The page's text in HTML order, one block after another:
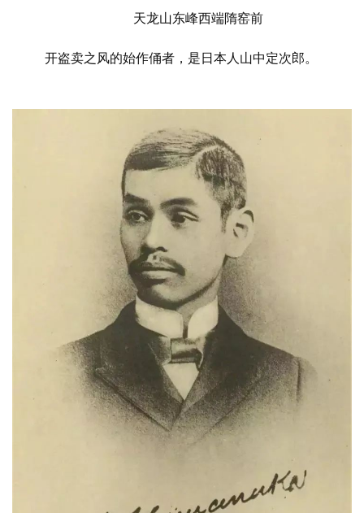
天龙山东峰西端隋窑前
开盗卖之风的始作俑者，是日本人山中定次郎。